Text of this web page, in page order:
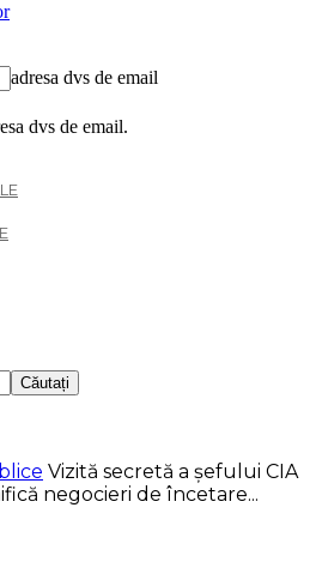
adresa dvs de email
dvs de email.
Vizită secretă a șefului CIA
negocieri de încetare...